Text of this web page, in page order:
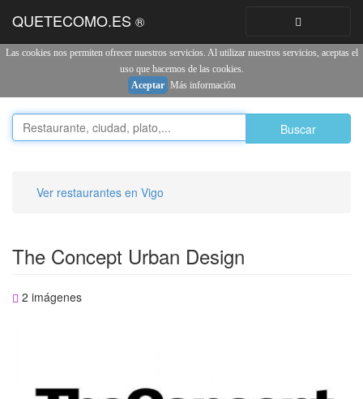
Las cookies nos permiten ofrecer nuestros servicios. Al utilizar nuestros servicios, aceptas el
uso que hacemos de las cookies.
Aceptar Más información
Toggle
navigation
QUETECOMO.ES ®
Buscar
Ver restaurantes en Vigo
The Concept Urban Design
2 imágenes